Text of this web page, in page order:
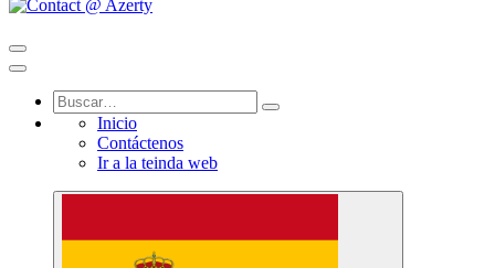
Inicio
Contáctenos
Ir a la teinda web